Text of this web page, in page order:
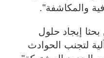
والمكاشفة".
إيجاد حلول
لتجنب الحوادث